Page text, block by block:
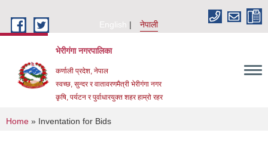
English
नेपाली
भेरीगंगा नगरपालिका
कर्णाली प्रदेश, नेपाल
स्वच्छ, सुन्दर र वातावरणमैत्री भेरीगंगा नगर
कृषि, पर्यटन र पुर्वाधारयुक्त शहर हाम्रो रहर
You are here
Home » Inventation for Bids